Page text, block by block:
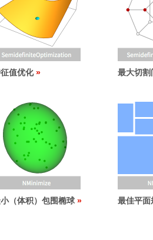
值优化 最大切割
（体积）包围椭球 最佳平面